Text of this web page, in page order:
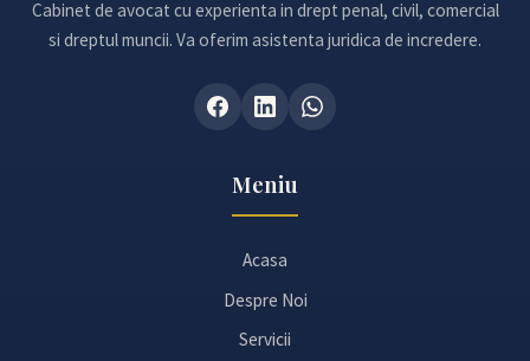
Cabinet de avocat cu experienta in drept penal, civil, comercial
si dreptul muncii. Va oferim asistenta juridica de incredere.
Meniu
Acasa
Despre Noi
Servicii